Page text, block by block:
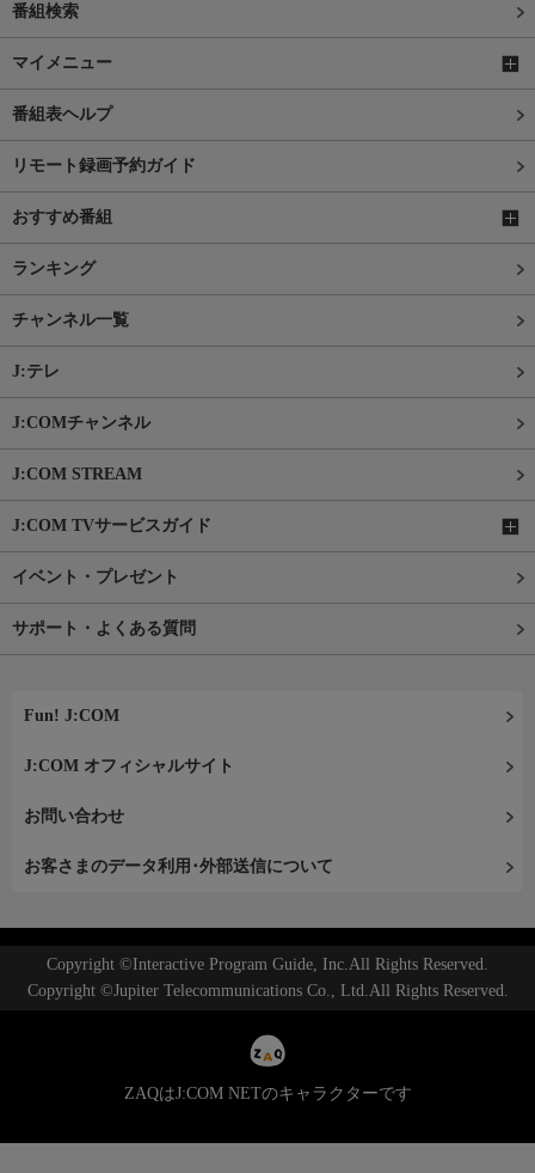
番組検索
マイメニュー
番組表ヘルプ
リモート録画予約ガイド
おすすめ番組
ランキング
チャンネル一覧
J:テレ
J:COMチャンネル
J:COM STREAM
J:COM TVサービスガイド
イベント・プレゼント
サポート・よくある質問
Fun! J:COM
J:COM オフィシャルサイト
お問い合わせ
お客さまのデータ利用･外部送信について
Copyright ©Interactive Program Guide, Inc.All Rights Reserved.
Copyright ©Jupiter Telecommunications Co., Ltd.All Rights Reserved.
ZAQはJ:COM NETのキャラクターです